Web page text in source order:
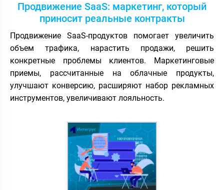
Продвижение SaaS: маркетинг, который
приносит реальные контракты
Продвижение SaaS-продуктов помогает увеличить
объем трафика, нарастить продажи, решить
конкретные проблемы клиентов. Маркетинговые
приемы, рассчитанные на облачные продукты,
улучшают конверсию, расширяют набор рекламных
инструментов, увеличивают лояльность.